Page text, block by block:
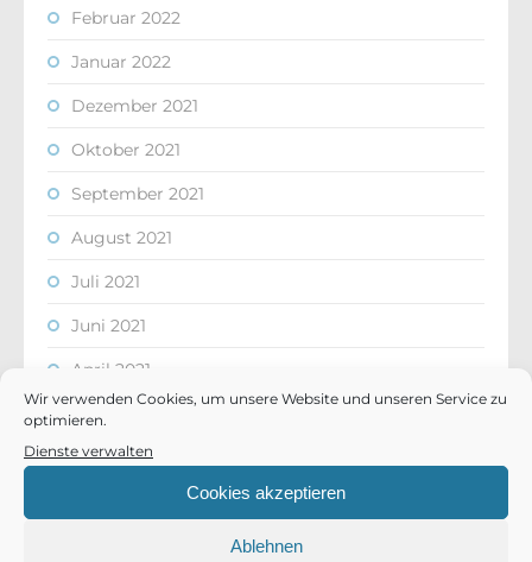
Wir verwenden Cookies, um unsere Website und unseren Service zu
optimieren.
Dienste verwalten
Cookies akzeptieren
Ablehnen
Februar 2022
Januar 2022
Dezember 2021
Oktober 2021
September 2021
August 2021
Juli 2021
Juni 2021
April 2021
März 2021
Februar 2021
November 2020